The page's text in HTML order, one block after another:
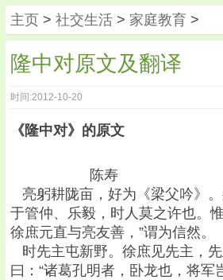
主页 > 社交生活 > 家庭教育 >
隆中对原文及翻译
时间:2012-10-20
《隆中对》的原文
陈寿
亮躬耕陇亩，好为《梁父吟》
于管仲、乐毅，时人莫之许也。
徐庶元直与亮友善，”谓为信然。
时先主屯新野。徐庶见先主，
曰：“诸葛孔明者，卧龙也，将军